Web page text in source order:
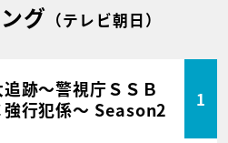
グ （テレビ朝日）
追跡～警視庁ＳＳＢ
強行犯係～ Season2
1